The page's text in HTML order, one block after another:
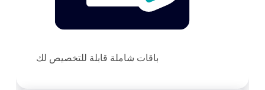
باقات شاملة قابلة للتخصيص لك